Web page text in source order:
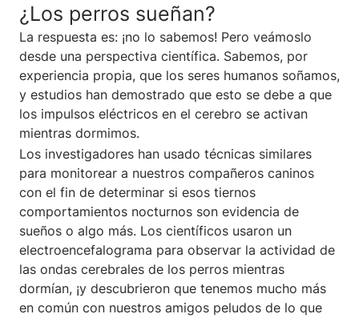
¿Los perros sueñan?
La respuesta es: ¡no lo sabemos! Pero veámoslo
desde una perspectiva científica. Sabemos, por
experiencia propia, que los seres humanos soñamos,
y estudios han demostrado que esto se debe a que
los impulsos eléctricos en el cerebro se activan
mientras dormimos.
Los investigadores han usado técnicas similares
para monitorear a nuestros compañeros caninos
con el fin de determinar si esos tiernos
comportamientos nocturnos son evidencia de
sueños o algo más. Los científicos usaron un
electroencefalograma para observar la actividad de
las ondas cerebrales de los perros mientras
dormían, ¡y descubrieron que tenemos mucho más
en común con nuestros amigos peludos de lo que